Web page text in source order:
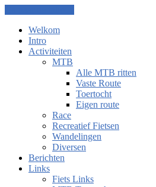
Welkom
Intro
Activiteiten
MTB
Alle MTB ritten
Vaste Route
Toertocht
Eigen route
Race
Recreatief Fietsen
Wandelingen
Diversen
Berichten
Links
Fiets Links